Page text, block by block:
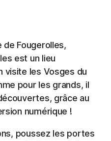
de Fougerolles,
est un lieu
visite les Vosges du
pour les grands, il
grâce au
numérique !
poussez les portes